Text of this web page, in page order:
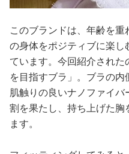
このブランドは、年齢を
の身体をポジティブに楽
ています。今回紹介され
を目指すブラ」。ブラの
肌触りの良いナノファイ
割を果たし、持ち上げた
ます。